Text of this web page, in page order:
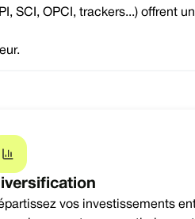
SCI, OPCI, trackers...) offrent
vos investissements